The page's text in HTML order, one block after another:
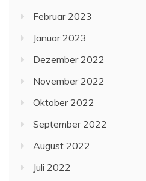
Februar 2023
Januar 2023
Dezember 2022
November 2022
Oktober 2022
September 2022
August 2022
Juli 2022